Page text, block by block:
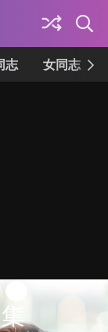
志 女同志